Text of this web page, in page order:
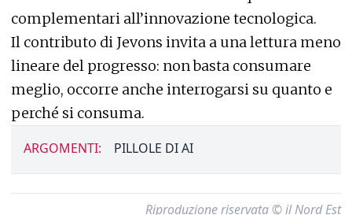
complementari all’innovazione tecnologica.
Il contributo di Jevons invita a una lettura meno
lineare del progresso: non basta consumare
meglio, occorre anche interrogarsi su quanto e
perché si consuma.
ARGOMENTI: PILLOLE DI AI
Riproduzione riservata © il Nord Est